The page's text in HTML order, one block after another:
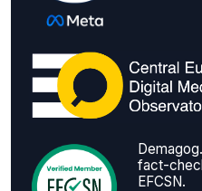
fact-
EFCSN.